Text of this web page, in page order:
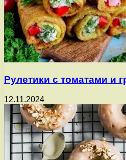
Рулетики с томатами и
12.11.2024